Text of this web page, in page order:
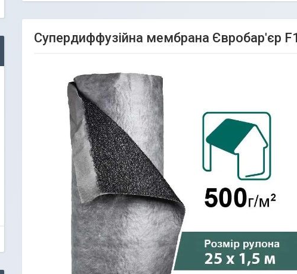
Супердиффузійна мембрана Євробар'єр